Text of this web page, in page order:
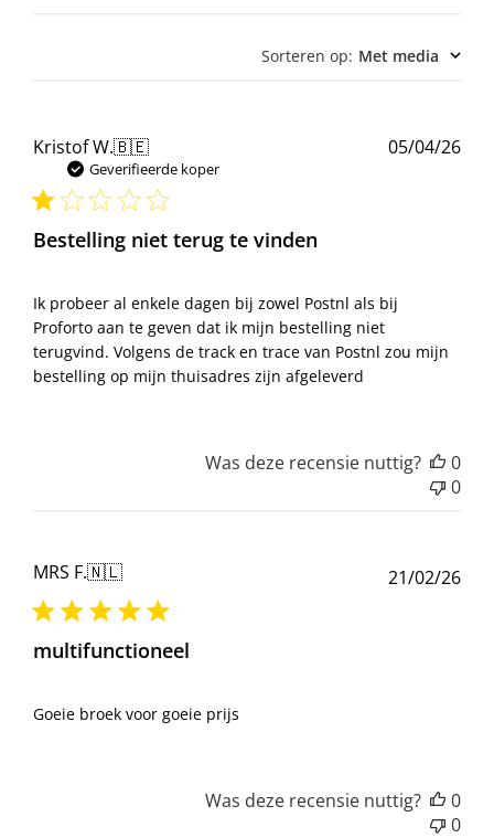
Sorteren op: Met media
Kristof W.🇧🇪
Geverifieerde koper
Bestelling niet terug te vinden
Ik probeer al enkele dagen bij zowel Postnl als bij
Proforto aan te geven dat ik mijn bestelling niet
terugvind. Volgens de track en trace van Postnl zou mijn
bestelling op mijn thuisadres zijn afgeleverd
05/04/26
Was deze recensie nuttig?
0
0
MRS F.🇳🇱
multifunctioneel
Goeie broek voor goeie prijs
21/02/26
Was deze recensie nuttig?
0
0